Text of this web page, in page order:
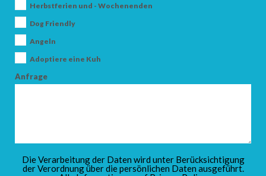
Herbstferien und - Wochenenden
Dog Friendly
Angeln
Adoptiere eine Kuh
Anfrage
Die Verarbeitung der Daten wird unter Berücksichtigung
der Verordnung über die persönlichen Daten ausgeführt.